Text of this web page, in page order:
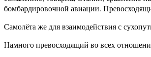
бомбардировочной авиации.
Самолёта же для взаимодействия с
Намного превосходящий во всех